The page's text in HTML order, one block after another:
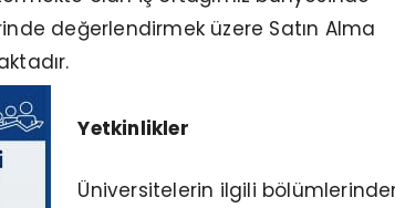
değerlendirmek üzere Satın Alma
Yetkinlikler
Üniversitelerin ilgili